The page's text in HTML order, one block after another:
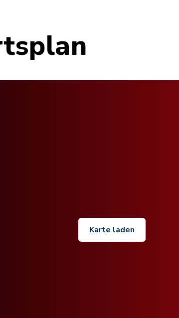
Karte laden